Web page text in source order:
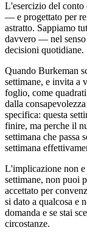
L'esercizio del conto
— e progettato per
astratto. Sappiamo
davvero — nel senso
decisioni quotidiane.
Quando Burkeman
settimane, e invita a
foglio, come
dalla
specifica: questa
finire, ma perche il
settimana che passa
settimana
L'implicazione non
settimane, non puoi
accettato per
si dato a qualcosa e
domanda e se stai
circostanze.